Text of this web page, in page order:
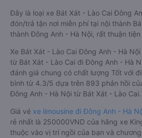
Đây là loại xe Bát Xát - Lào Cai Đông
đón/trả tận nơi miễn phí tại nội thành
thành Đông Anh - Hà Nội, rất thuận
Xe Bát Xát - Lào Cai Đông Anh - Hà
từ Bát Xát - Lào Cai đi Đông Anh - Hà
đánh giá chung có chất lượng Tốt với
bình từ 4.3/5 dựa trên 893 phản hồi
Đông Anh - Hà Nội từ Bát Xát - Lào Cai.
Giá vé xe limousine đi Đông Anh - Hà
rẻ nhất là 250000VND của hãng xe
thuộc vào vị trí ngồi của bạn và